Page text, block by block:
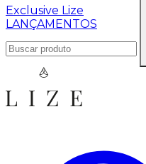
Exclusive Lize
LANÇAMENTOS